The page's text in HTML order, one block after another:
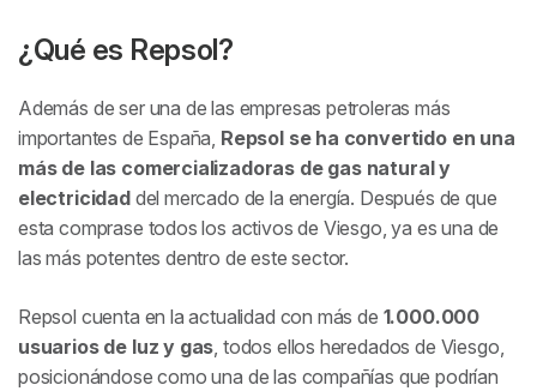
¿Qué es Repsol?
Además de ser una de las empresas petroleras más
importantes de España, Repsol se ha convertido en una
más de las comercializadoras de gas natural y
electricidaddel mercado de la energía. Después de que
esta comprase todos los activos de Viesgo, ya es una de
las más potentes dentro de este sector.
Repsol cuenta en la actualidad con más de 1.000.000
usuarios de luz y gas , todos ellos heredados de Viesgo,
posicionándose como una de las compañías que podrían